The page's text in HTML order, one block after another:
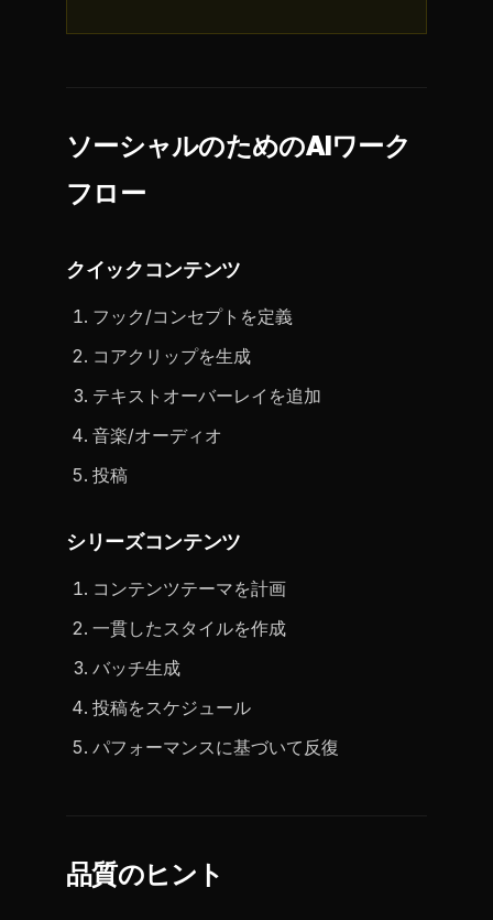
ソーシャルのためのAIワーク
フロー
クイックコンテンツ
フック/コンセプトを定義
コアクリップを生成
テキストオーバーレイを追加
音楽/オーディオ
投稿
シリーズコンテンツ
コンテンツテーマを計画
一貫したスタイルを作成
バッチ生成
投稿をスケジュール
パフォーマンスに基づいて反復
品質のヒント